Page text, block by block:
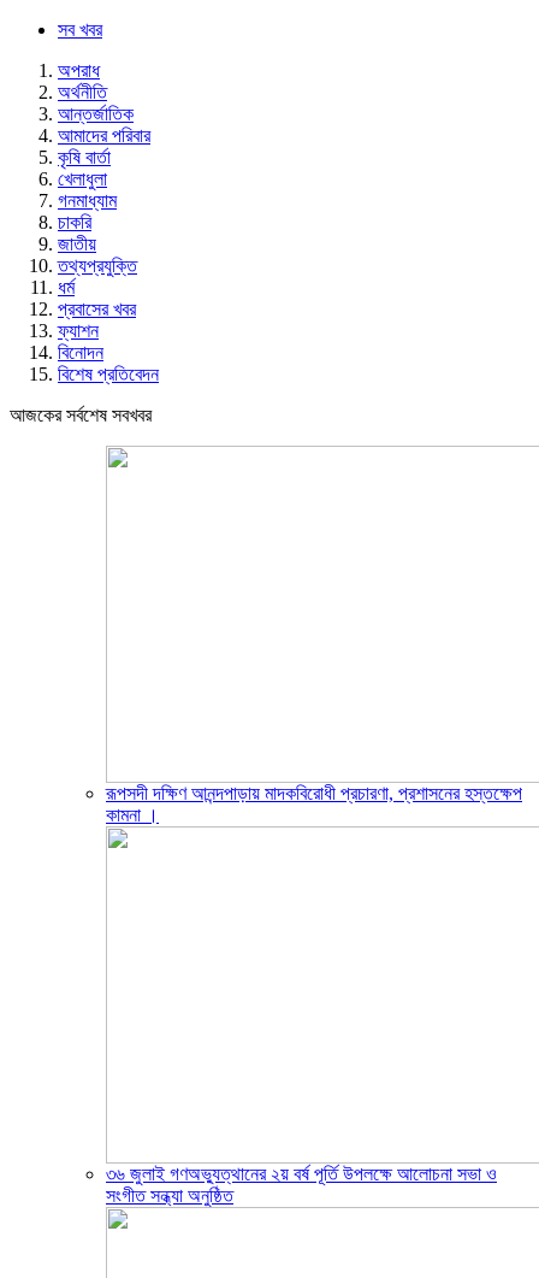
সব খবর
অপরাধ
অর্থনীতি
আন্তর্জাতিক
আমাদের পরিবার
কৃষি বার্তা
খেলাধুলা
গনমাধ্যাম
চাকরি
জাতীয়
তথ্যপ্রযুক্তি
ধর্ম
প্রবাসের খবর
ফ্যাশন
বিনোদন
বিশেষ প্রতিবেদন
আজকের সর্বশেষ সবখবর
রূপসদী দক্ষিণ আনন্দপাড়ায় মাদকবিরোধী প্রচারণা, প্রশাসনের হস্তক্ষেপ
কামনা ‎।
৩৬ জুলাই গণঅভ্যুত্থানের ২য় বর্ষ পূর্তি উপলক্ষে আলোচনা সভা ও
সংগীত সন্ধ্যা অনুষ্ঠিত